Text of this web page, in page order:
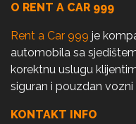
O RENT A CAR 999
Rent a Car 999 je
automobila sa
korektnu uslugu
siguran i pouzdan vozni
KONTAKT INFO